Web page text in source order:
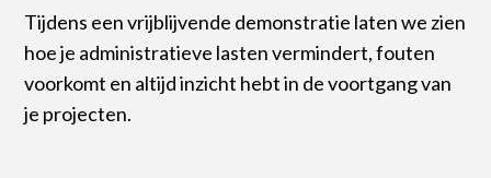
Tijdens een vrijblijvende demonstratie laten we zien
hoe je administratieve lasten vermindert, fouten
voorkomt en altijd inzicht hebt in de voortgang van
je projecten.